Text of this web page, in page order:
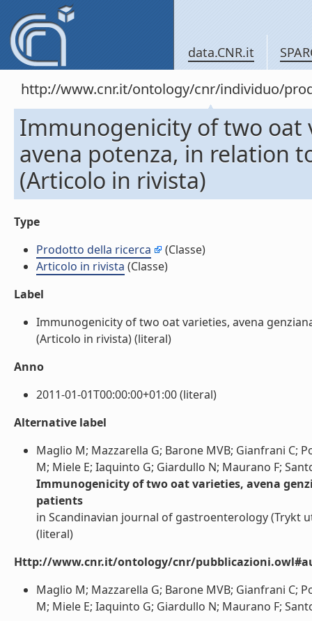
data.CNR.it
http://www.cnr.it/ontology/cnr/individuo/
Immunogenicity of two oat
avena potenza, in relation
(Articolo in rivista)
Type
Prodotto della ricerca
(Classe)
Articolo in rivista (Classe)
Label
Immunogenicity of two oat varieties, avena
(Articolo in rivista) (literal)
Anno
2011-01-01T00:00:00+01:00 (literal)
Alternative label
Maglio M; Mazzarella G; Barone MVB; Gianfrani C;
M; Miele E; Iaquinto G; Giardullo N; Maurano F;
Immunogenicity of two oat varieties, avena
patients
in Scandinavian journal of gastroenterology (Trykt
(literal)
Http://www.cnr.it/ontology/cnr/
Maglio M; Mazzarella G; Barone MVB; Gianfrani C;
M; Miele E; Iaquinto G; Giardullo N; Maurano F;